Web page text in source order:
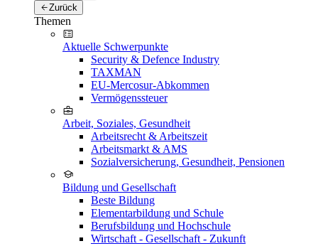
Zurück
Themen
Aktuelle Schwerpunkte
Security & Defence Industry
TAXMAN
EU-Mercosur-Abkommen
Vermögenssteuer
Arbeit, Soziales, Gesundheit
Arbeitsrecht & Arbeitszeit
Arbeitsmarkt & AMS
Sozialversicherung, Gesundheit, Pensionen
Bildung und Gesellschaft
Beste Bildung
Elementarbildung und Schule
Berufsbildung und Hochschule
Wirtschaft - Gesellschaft - Zukunft